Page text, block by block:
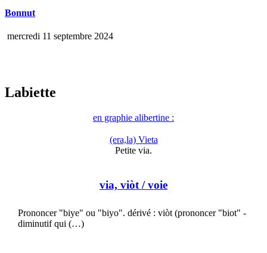
Bonnut
mercredi 11 septembre 2024
Labiette
en graphie alibertine :
(era,la) Vieta
Petite via.
via, viòt / voie
Prononcer "biye" ou "biyo". dérivé : viòt (prononcer "biot" -
diminutif qui (…)